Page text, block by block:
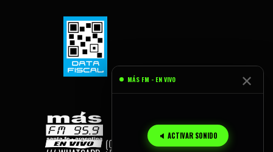
(C) 2026 MÁS FM, SANTA FE - AR
MÁS FM - EN VIVO ✕
🔈 ACTIVAR SONIDO